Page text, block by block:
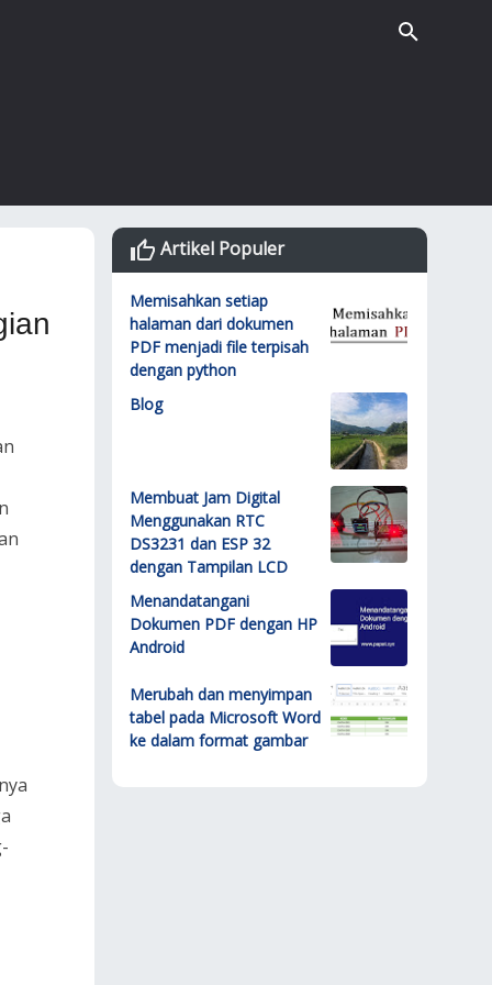
Artikel Populer
Memisahkan setiap
halaman dari dokumen
PDF menjadi file terpisah
dengan python
Blog
Membuat Jam Digital
Menggunakan RTC
DS3231 dan ESP 32
dengan Tampilan LCD
Menandatangani
Dokumen PDF dengan HP
Android
Merubah dan menyimpan
tabel pada Microsoft Word
ke dalam format gambar